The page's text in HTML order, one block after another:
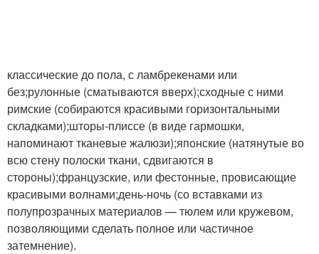
классические до пола, с ламбрекенами или
без;рулонные (сматываются вверх);сходные с ними
римские (собираются красивыми горизонтальными
складками);шторы-плиссе (в виде гармошки,
напоминают тканевые жалюзи);японские (натянутые во
всю стену полоски ткани, сдвигаются в
стороны);французские, или фестонные, провисающие
красивыми волнами;день-ночь (со вставками из
полупрозрачных материалов — тюлем или кружевом,
позволяющими сделать полное или частичное
затемнение).